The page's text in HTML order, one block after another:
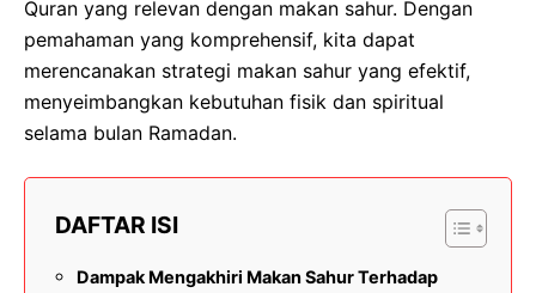
Quran yang relevan dengan makan sahur. Dengan
pemahaman yang komprehensif, kita dapat
merencanakan strategi makan sahur yang efektif,
menyeimbangkan kebutuhan fisik dan spiritual
selama bulan Ramadan.
DAFTAR ISI
Dampak Mengakhiri Makan Sahur Terhadap